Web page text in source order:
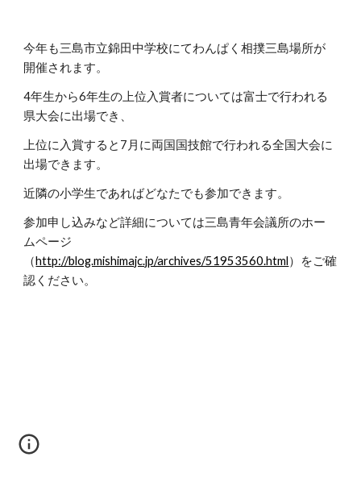
今年も三島市立錦田中学校にてわんぱく相撲三島場所が
開催されます。
4年生から6年生の上位入賞者については富士で行われる
県大会に出場でき、
上位に入賞すると7月に両国国技館で行われる全国大会に
出場できます。
近隣の小学生であればどなたでも参加できます。
参加申し込みなど詳細については三島青年会議所のホー
ムページ
（http://blog.mishimajc.jp/archives/51953560.html）をご確
認ください。